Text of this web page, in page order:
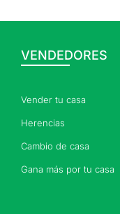
VENDEDORES
Vender tu casa
Herencias
Cambio de casa
Gana más por tu casa